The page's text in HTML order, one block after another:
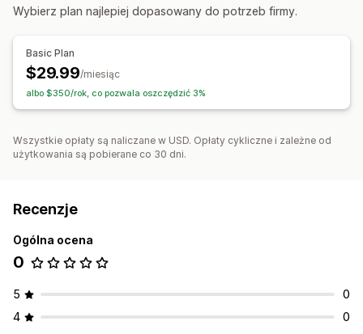
Szuflada koszyka
Dodatki do produktu
Wybierz plan najlepiej dopasowany do potrzeb firmy.
Basic Plan
$29.99/miesiąc
albo $350/rok, co pozwala oszczędzić 3%
Wszystkie opłaty są naliczane w USD. Opłaty cykliczne i zależne od
użytkowania są pobierane co 30 dni.
Recenzje
Ogólna ocena
0
5
0
4
0